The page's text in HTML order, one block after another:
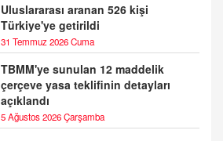
Uluslararası aranan 526 kişi
Türkiye'ye getirildi
31 Temmuz 2026 Cuma
TBMM'ye sunulan 12 maddelik
çerçeve yasa teklifinin detayları
açıklandı
5 Ağustos 2026 Çarşamba